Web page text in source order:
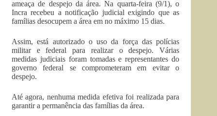
ameaça de despejo da área. Na quarta-feira (9/1), o
Incra recebeu a notificação judicial exigindo que as
famílias desocupem a área em no máximo 15 dias.
Assim, está autorizado o uso da força das polícias
militar e federal para realizar o despejo. Várias
medidas judiciais foram tomadas e representantes do
governo federal se comprometeram em evitar o
despejo.
Até agora, nenhuma medida efetiva foi realizada para
garantir a permanência das famílias da área.